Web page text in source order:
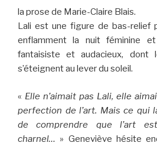
la prose de Marie-Claire Blais.
Lali est une figure de bas-relief
enflamment la nuit féminine
fantaisiste et audacieux, dont
s’éteignent au lever du soleil.
« Elle n’aimait pas Lali, elle
perfection de l’art. Mais ce qui
de comprendre que l’art
charnel… » Geneviève hésite